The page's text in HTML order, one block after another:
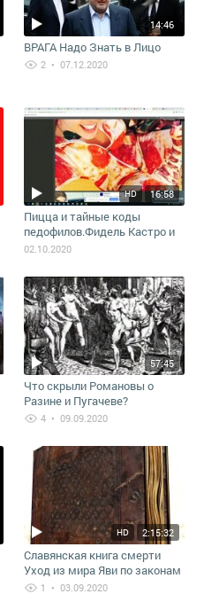
14:46
ВРАГА Надо Знать в Лицо
2 • 07.12.2020
16:58
HD
Пицца и тайные коды
педофилов.Фидель Кастро и
семья Трюдо
02.10.2020
57:45
Что скрыли Романовы о
Разине и Пугачеве?
4 • 09.09.2020
2:15:32
HD
Славянская книга смерти
Уход из мира Яви по законам
русского духа
1 • 03.09.2020